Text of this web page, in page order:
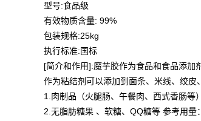
型号:食品级
有效物质含量: 99%
包装规格:25kg
执行标准:国标
[简介和作用]:魔芋胶作为食品和食品添加
作为粘结剂可以添加到面条、米线、绞
1.肉制品（火腿肠、午餐肉、西式香肠等
2.无脂肪糖果 、软糖、QQ糖等 参考用量